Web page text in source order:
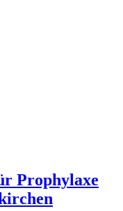
Prophylaxe